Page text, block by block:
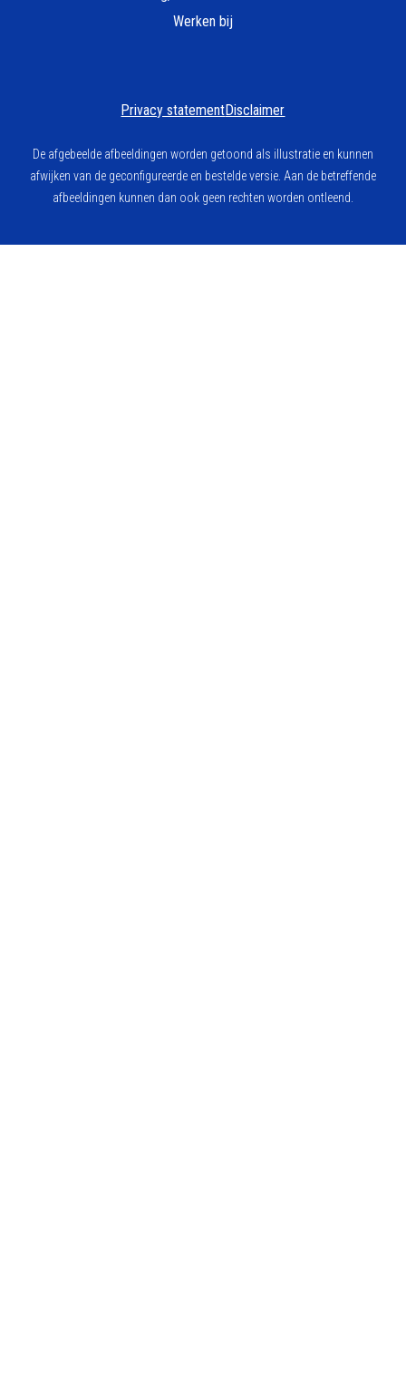
Werken bij
Privacy statementDisclaimer
De afgebeelde afbeeldingen worden getoond als illustratie en kunnen
afwijken van de geconfigureerde en bestelde versie. Aan de betreffende
afbeeldingen kunnen dan ook geen rechten worden ontleend.